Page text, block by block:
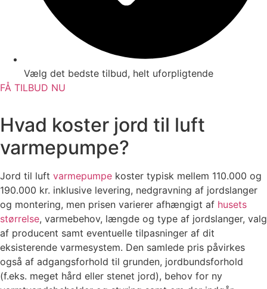
Vælg det bedste tilbud, helt uforpligtende
FÅ TILBUD NU
Hvad koster jord til luft
varmepumpe?
Jord til luft varmepumpe koster typisk mellem 110.000 og
190.000 kr. inklusive levering, nedgravning af jordslanger
og montering, men prisen varierer afhængigt af husets
størrelse, varmebehov, længde og type af jordslanger, valg
af producent samt eventuelle tilpasninger af dit
eksisterende varmesystem. Den samlede pris påvirkes
også af adgangsforhold til grunden, jordbundsforhold
(f.eks. meget hård eller stenet jord), behov for ny